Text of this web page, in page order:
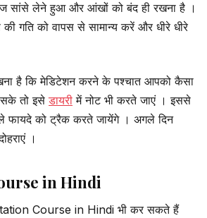
सांसे लेने हुआ और आंखों को बंद ही रखना है ।
गति को वापस से सामान्य करें और धीरे धीरे
है कि मेडिटेशन करने के पश्चात आपको कैसा
सके तो इसेडायरी में नोट भी करते जाएं । इससे
फायदे को ट्रैक करते जायेंगे । अगले दिन
।
in Hindi
Course in Hindi भी कर सकते हैं